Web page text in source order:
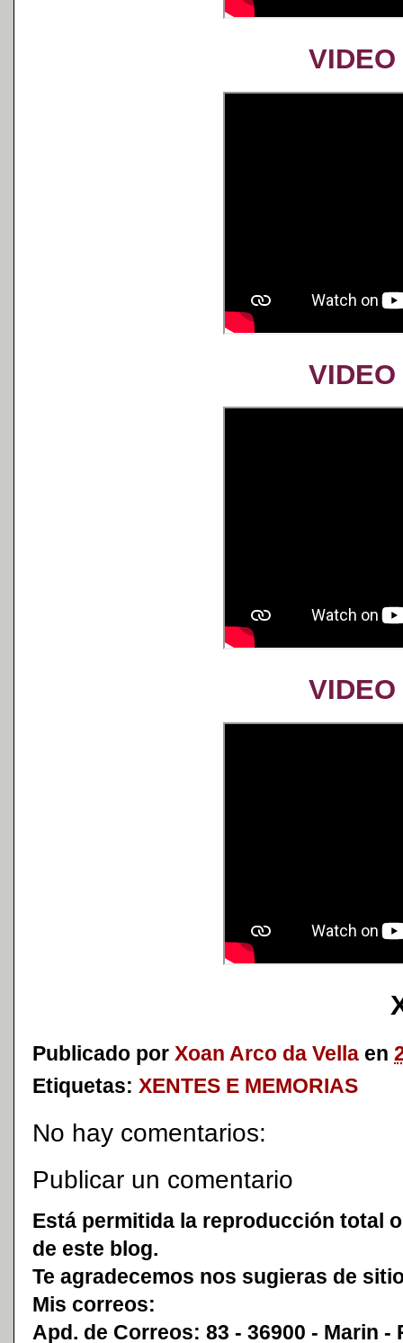
VIDEO
VIDEO
VIDEO
Publicado por Xoan Arco da Vella en
Etiquetas: XENTES E MEMORIAS
No hay comentarios:
Publicar un comentario
Está permitida la reproducción total
de este blog.
Te agradecemos nos sugieras de
Mis correos:
Apd. de Correos: 83 - 36900 - Marin -